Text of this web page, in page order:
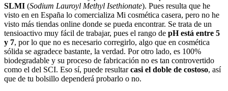
SLMI (Sodium Lauroyl Methyl Isethionate). Pues resulta que he
visto en en España lo comercializa Mi cosmética casera, pero no he
visto más tiendas online donde se pueda encontrar. Se trata de un
tensioactivo muy fácil de trabajar, pues el rango de pH está entre 5
y 7, por lo que no es necesario corregirlo, algo que en cosmética
sólida se agradece bastante, la verdad. Por otro lado, es 100%
biodegradable y su proceso de fabricación no es tan controvertido
como el del SCI. Eso sí, puede resultarcasi el doble de costoso, así
que de tu bolsillo dependerá probarlo o no.